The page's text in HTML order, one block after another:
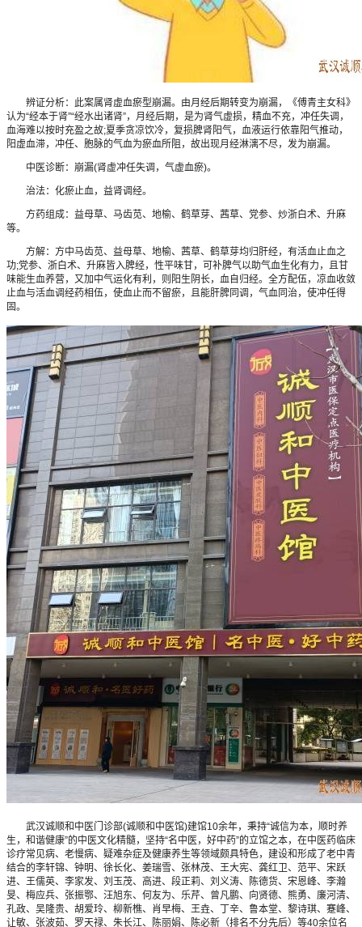
辨证分析：此案属肾虚血瘀型崩漏。由月经后期转变为崩漏，《傅青主女科》
认为“经本于肾”“经水出诸肾”，月经后期，是为肾气虚损，精血不充，冲任失调，
血海难以按时充盈之故;夏季贪凉饮冷，复损脾肾阳气，血液运行依靠阳气推动，
阳虚血滞，冲任、胞脉的气血为瘀血所阻，故出现月经淋漓不尽，发为崩漏。
中医诊断：崩漏(肾虚冲任失调，气虚血瘀)。
治法：化瘀止血，益肾调经。
方药组成：益母草、马齿苋、地榆、鹤草芽、茜草、党参、炒浙白术、升麻
等。
方解：方中马齿苋、益母草、地榆、茜草、鹤草芽均归肝经，有活血止血之
功;党参、浙白术、升麻皆入脾经，性平味甘，可补脾气以助气血生化有力，且甘
味能生血养营，又加中气运化有利，则阳生阴长，血自归经。全方配伍，凉血收敛
止血与活血调经药相伍，使血止而不留瘀，且能肝脾同调，气血同治，使冲任得
固。
武汉诚顺和中医门诊部(诚顺和中医馆)建馆10余年，秉持“诚信为本，顺时养
生，和谐健康”的中医文化精髓，坚持“名中医，好中药”的立馆之本，在中医药临床
诊疗常见病、老慢病、疑难杂症及健康养生等领域颇具特色，建设和形成了老中青
结合的李轩锦、钟明、徐长化、姜瑞雪、张林茂、王大宪、龚红卫、范平、宋跃
进、王儒英、李家发、刘玉茂、高进、段正莉、刘义涛、陈德货、宋恩峰、李瀚
旻、梅应兵、张振鄂、汪旭东、何友为、乐芹、曾凡鹏、向贤德、熊勇、廉河清、
孔政、吴隆贵、胡爱玲、柳新樵、肖早梅、王垚、丁辛、鲁本堂、黎诗琪、蹇峰、
让敏、张波茹、罗天禄、朱长江、陈丽娟、陈必新（排名不分先后）等40余位名